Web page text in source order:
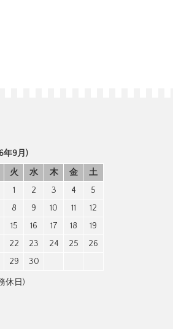
年9月)
火 水 木 金
土
1
2 3 4
5
8 9 10 11
12
15 16 17 18
19
22 23 24 25
26
29 30
休日)